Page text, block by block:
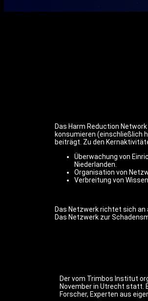
Das Harm Reduction
konsumieren (einschließlich
beiträgt. Zu den
Überwachung von
Niederlanden.
Organisation von
Verbreitung von
Das Netzwerk richtet sich an
Das Netzwerk zur
Der vom Trimbos Institut
November in Utrecht statt.
Forscher, Experten aus